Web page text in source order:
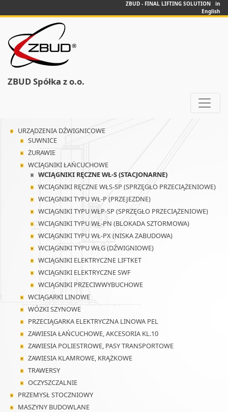
ZBUD - FINAL LIFTING SOLUTION in
English
ZBUD Spółka z o.o.
URZĄDZENIA DŹWIGNICOWE
SUWNICE
ŻURAWIE
WCIĄGNIKI ŁAŃCUCHOWE
WCIĄGNIKI RĘCZNE WŁ-S (STACJONARNE)
WCIĄGNIKI RĘCZNE WŁS-SP (SPRZĘGŁO PRZECIĄŻENIOWE)
WCIĄGNIKI TYPU WŁ-P (PRZEJEZDNE)
WCIĄGNIKI TYPU WŁP-SP (SPRZĘGŁO PRZECIĄŻENIOWE)
WCIĄGNIKI TYPU WŁ-PN (BLOKADA SZTORMOWA)
WCIĄGNIKI TYPU WŁ-PX (NISKA ZABUDOWA)
WCIĄGNIKI TYPU WŁG (DŹWIGNIOWE)
WCIĄGNIKI ELEKTRYCZNE LIFTKET
WCIĄGNIKI ELEKTRYCZNE SWF
WCIĄGNIKI PRZECIWWYBUCHOWE
WCIĄGARKI LINOWE
WÓZKI SZYNOWE
PRZECIĄGARKA ELEKTRYCZNA LINOWA PEL
ZAWIESIA ŁAŃCUCHOWE, AKCESORIA KL.10
ZAWIESIA POLIESTROWE, PASY TRANSPORTOWE
ZAWIESIA KLAMROWE, KRĄŻKOWE
TRAWERSY
OCZYSZCZALNIE
PRZEMYSŁ STOCZNIOWY
MASZYNY BUDOWLANE